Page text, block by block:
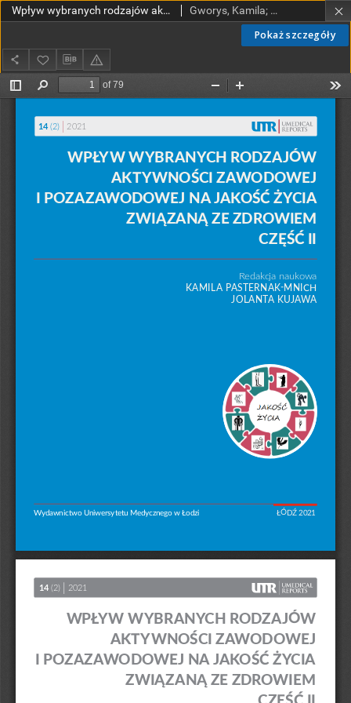
Pokaż szczegóły
Wpływ wybranych rodzajów aktywności zawodowej i pozazawoodowej na jakość życia związaną ze zdrowiem. Część II Gworys, Kamila; Śmieszek, Marta; Puzder, Anna; Zwoliński, Tomasz; Pawlak, Olga; Pawlikowska, Małgorzata; Pietrzak, Beata; Lis-Studniarska, Dorota; Chrzanowska-Rydz, Marta; Chojnacka, Wiktoria